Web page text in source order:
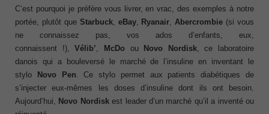
C’est pourquoi je préfère vous livrer, en vrac, des exemples à notre
portée, plutôt que Starbuck, eBay, Ryanair,Abercrombie (si vous
ne connaissez pas, vos ados d’enfants, eux,
connaissent !),Vélib’, McDoou Novo Nordisk, ce laboratoire
danois qui a bouleversé le marché de l’insuline en inventant le
stylo
Novo Pen. Ce stylo permet aux patients diabétiques de
s’injecter eux-mêmes les doses d’insuline dont ils ont besoin.
Aujourd’hui, Novo Nordiskest leader d’un marché qu’il a inventé ou